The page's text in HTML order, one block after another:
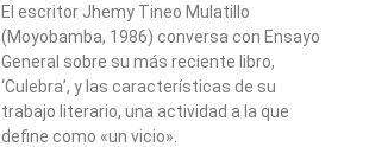
El escritor Jhemy Tineo Mulatillo
(Moyobamba, 1986) conversa con Ensayo
General sobre su más reciente libro,
‘Culebra’, y las características de su
trabajo literario, una actividad a la que
define como «un vicio».